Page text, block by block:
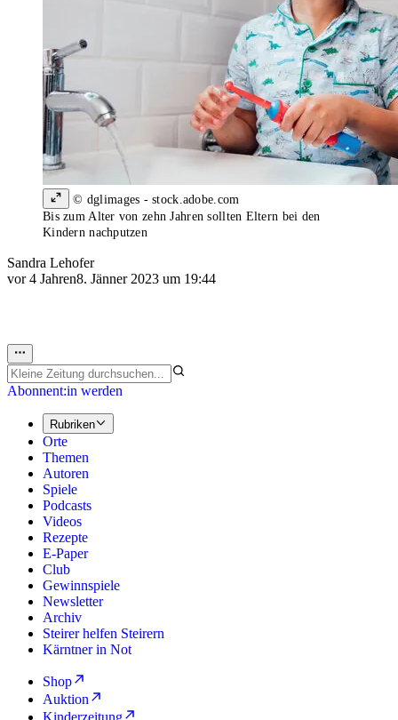
© dglimages - stock.adobe.com
Bis zum Alter von zehn Jahren sollten Eltern bei den
Kindern nachputzen
Sandra Lehofer
vor 4 Jahren8. Jänner 2023 um 19:44
Abonnent:in werden
Rubriken
Orte
Themen
Autoren
Spiele
Podcasts
Videos
Rezepte
E-Paper
Club
Gewinnspiele
Newsletter
Archiv
Steirer helfen Steirern
Kärntner in Not
Shop
Auktion
Kinderzeitung